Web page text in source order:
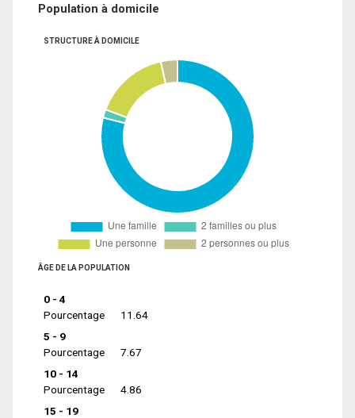
Population à domicile
STRUCTURE À DOMICILE
ÂGE DE LA POPULATION
0 - 4
Pourcentage
11.64
5 - 9
Pourcentage
7.67
10 - 14
Pourcentage
4.86
15 - 19